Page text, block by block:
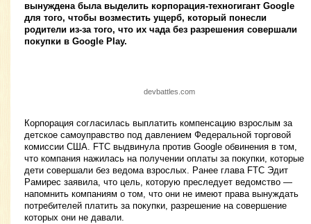
вынуждена была выделить корпорация-техногигант Google
для того, чтобы возместить ущерб, который понесли
родители из-за того, что их чада без разрешения совершали
покупки в Google Play.
devbattles.com
Корпорация согласилась выплатить компенсацию взрослым за
детское самоуправство под давлением Федеральной торговой
комиссии США. FTC выдвинула против Google обвинения в том,
что компания нажилась на получении оплаты за покупки, которые
дети совершали без ведома взрослых. Ранее глава FTC Эдит
Рамирес заявила, что цель, которую преследует ведомство —
напомнить компаниям о том, что они не имеют права вынуждать
потребителей платить за покупки, разрешение на совершение
которых они не давали.